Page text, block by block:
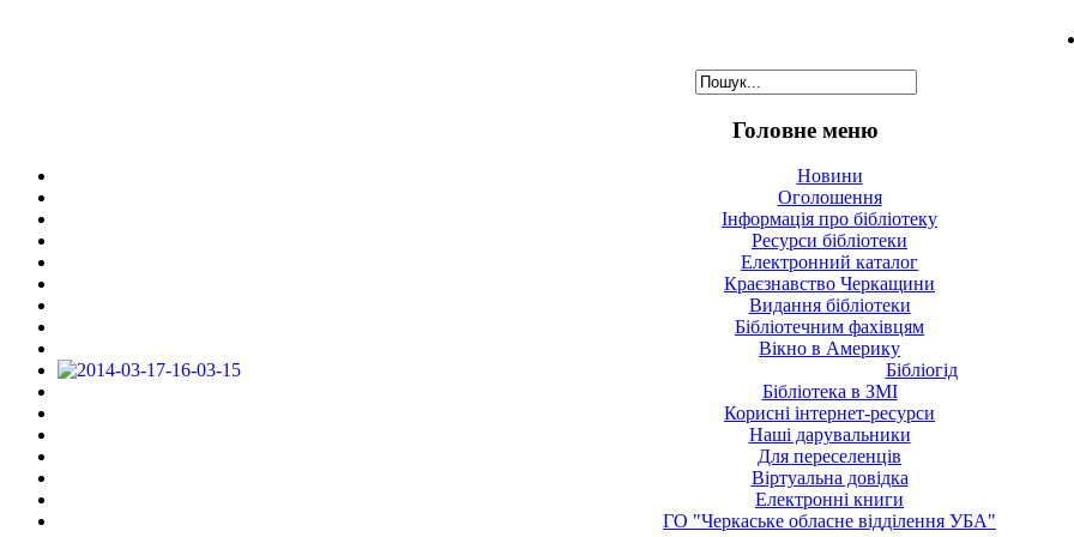
Головне меню
Новини
Оголошення
Інформація про бібліотеку
Ресурси бібліотеки
Електронний каталог
Краєзнавство Черкащини
Видання бібліотеки
Бібліотечним фахівцям
Вікно в Америку
Бібліогід
Бібліотека в ЗМІ
Корисні інтернет-ресурси
Наші дарувальники
Для переселенців
Віртуальна довідка
Електронні книги
ГО "Черкаське обласне відділення УБА"